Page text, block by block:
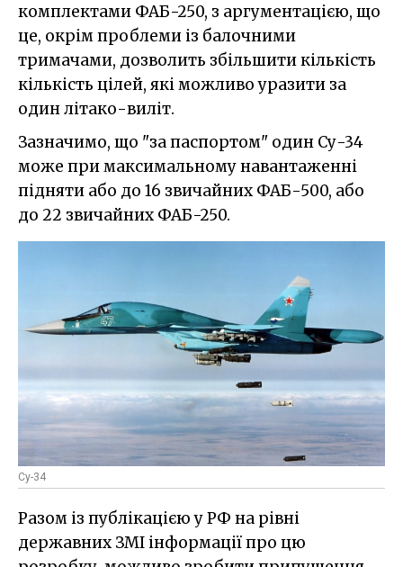
комплектами ФАБ-250, з аргументацією, що
це, окрім проблеми із балочними
тримачами, дозволить збільшити кількість
кількість цілей, які можливо уразити за
один літако-виліт.
Зазначимо, що "за паспортом" один Су-34
може при максимальному навантаженні
підняти або до 16 звичайних ФАБ-500, або
до 22 звичайних ФАБ-250.
Су-34
Разом із публікацією у РФ на рівні
державних ЗМІ інформації про цю